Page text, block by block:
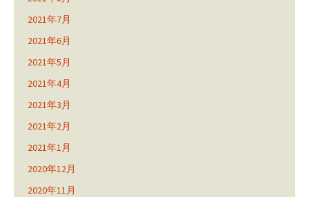
2021年7月
2021年6月
2021年5月
2021年4月
2021年3月
2021年2月
2021年1月
2020年12月
2020年11月